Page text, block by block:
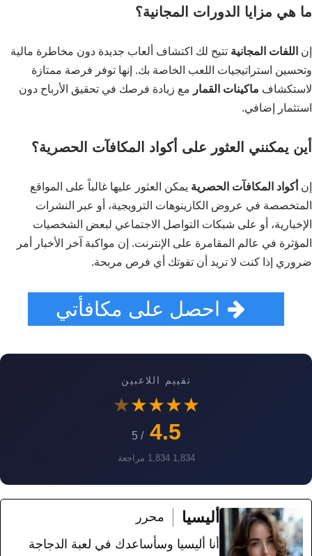
ما هي مزايا الدورات المجانية؟
إن اللفات المجانية تتيح لك اكتشاف ألعاب جديدة دون مخاطرة مالية
وتحسين استراتيجيات اللعب الخاصة بك. إنها توفر فرصة ممتازة
لاستكشاف ماكينات القمار مع زيادة فرصك في تحقيق الأرباح دون
استثمار إضافي.
أين يمكنني العثور على أكواد المكافآت الحصرية؟
إن أكواد المكافآت الحصرية يمكن العثور عليها غالباً على المواقع
المتخصصة في عروض الكازينوهات الترويجية، أو عبر النشرات
الإخبارية، أو على شبكات التواصل الاجتماعي لبعض الشخصيات
المؤثرة في عالم المقامرة على الإنترنت. إن مواكبة آخر الأخبار أمر
ضروري إذا كنت لا تريد أن تفوتك أي فرص مربحة.
تقييم اللاعبين
★
★
★
★
★
4.5
/ 5
1,834 1,834 مراجعة
أليسيا
محرر
أنا أليسيا وسأساعدك في لعبة الدجاجة